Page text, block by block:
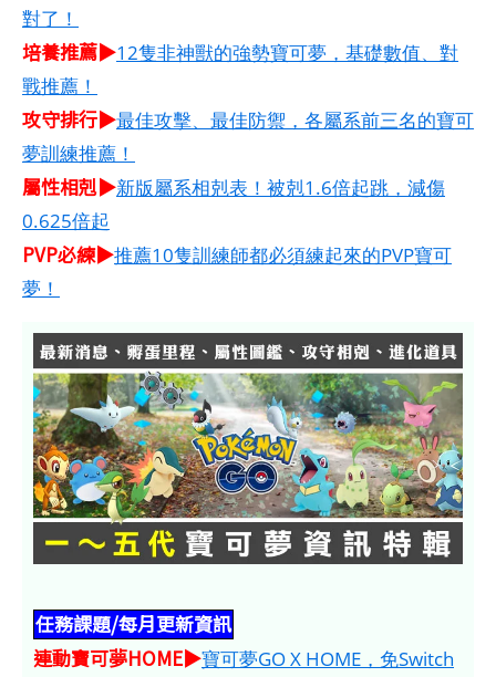
對了！
培養推薦▶12隻非神獸的強勢寶可夢，基礎數值、對
戰推薦！
攻守排行▶最佳攻擊、最佳防禦，各屬系前三名的寶可
夢訓練推薦！
屬性相剋▶新版屬系相剋表！被剋1.6倍起跳，減傷
0.625倍起
PVP必練▶推薦10隻訓練師都必須練起來的PVP寶可
夢！
任務課題/每月更新資訊
連動寶可夢HOME​​​▶寶可夢GO X HOME，免Switch